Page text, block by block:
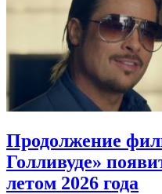
Продолжение
Голливуде»
летом 2026 года